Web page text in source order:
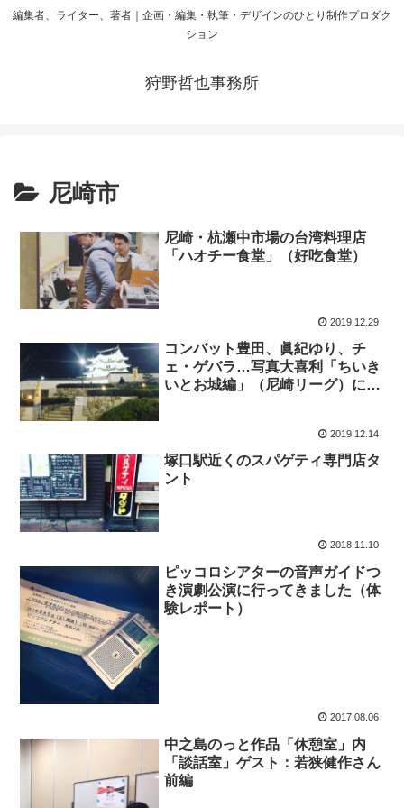
編集者、ライター、著者｜企画・編集・執筆・デザインのひとり制作プロダク
ション
狩野哲也事務所
尼崎市
尼崎・杭瀬中市場の台湾料理店
「ハオチー食堂」（好吃食堂）
2019.12.29
コンバット豊田、眞紀ゆり、チ
ェ・ゲバラ…写真大喜利「ちいき
いとお城編」（尼崎リーグ）に参
2019.12.14
塚口駅近くのスパゲティ専門店タ
ント
2018.11.10
ピッコロシアターの音声ガイドつ
き演劇公演に行ってきました（体
験レポート）
2017.08.06
中之島のっと作品「休憩室」内
「談話室」ゲスト：若狭健作さん
前編